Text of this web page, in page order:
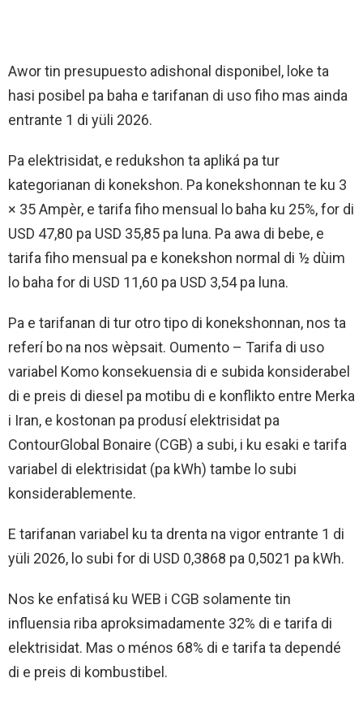
Awor tin presupuesto adishonal disponibel, loke ta
hasi posibel pa baha e tarifanan di uso fiho mas ainda
entrante 1 di yüli 2026.
Pa elektrisidat, e redukshon ta apliká pa tur
kategorianan di konekshon. Pa konekshonnan te ku 3
× 35 Ampèr, e tarifa fiho mensual lo baha ku 25%, for di
USD 47,80 pa USD 35,85 pa luna. Pa awa di bebe, e
tarifa fiho mensual pa e konekshon normal di ½ dùim
lo baha for di USD 11,60 pa USD 3,54 pa luna.
Pa e tarifanan di tur otro tipo di konekshonnan, nos ta
referí bo na nos wèpsait. Oumento – Tarifa di uso
variabel Komo konsekuensia di e subida konsiderabel
di e preis di diesel pa motibu di e konflikto entre Merka
i Iran, e kostonan pa produsí elektrisidat pa
ContourGlobal Bonaire (CGB) a subi, i ku esaki e tarifa
variabel di elektrisidat (pa kWh) tambe lo subi
konsiderablemente.
E tarifanan variabel ku ta drenta na vigor entrante 1 di
yüli 2026, lo subi for di USD 0,3868 pa 0,5021 pa kWh.
Nos ke enfatisá ku WEB i CGB solamente tin
influensia riba aproksimadamente 32% di e tarifa di
elektrisidat. Mas o ménos 68% di e tarifa ta dependé
di e preis di kombustibel.